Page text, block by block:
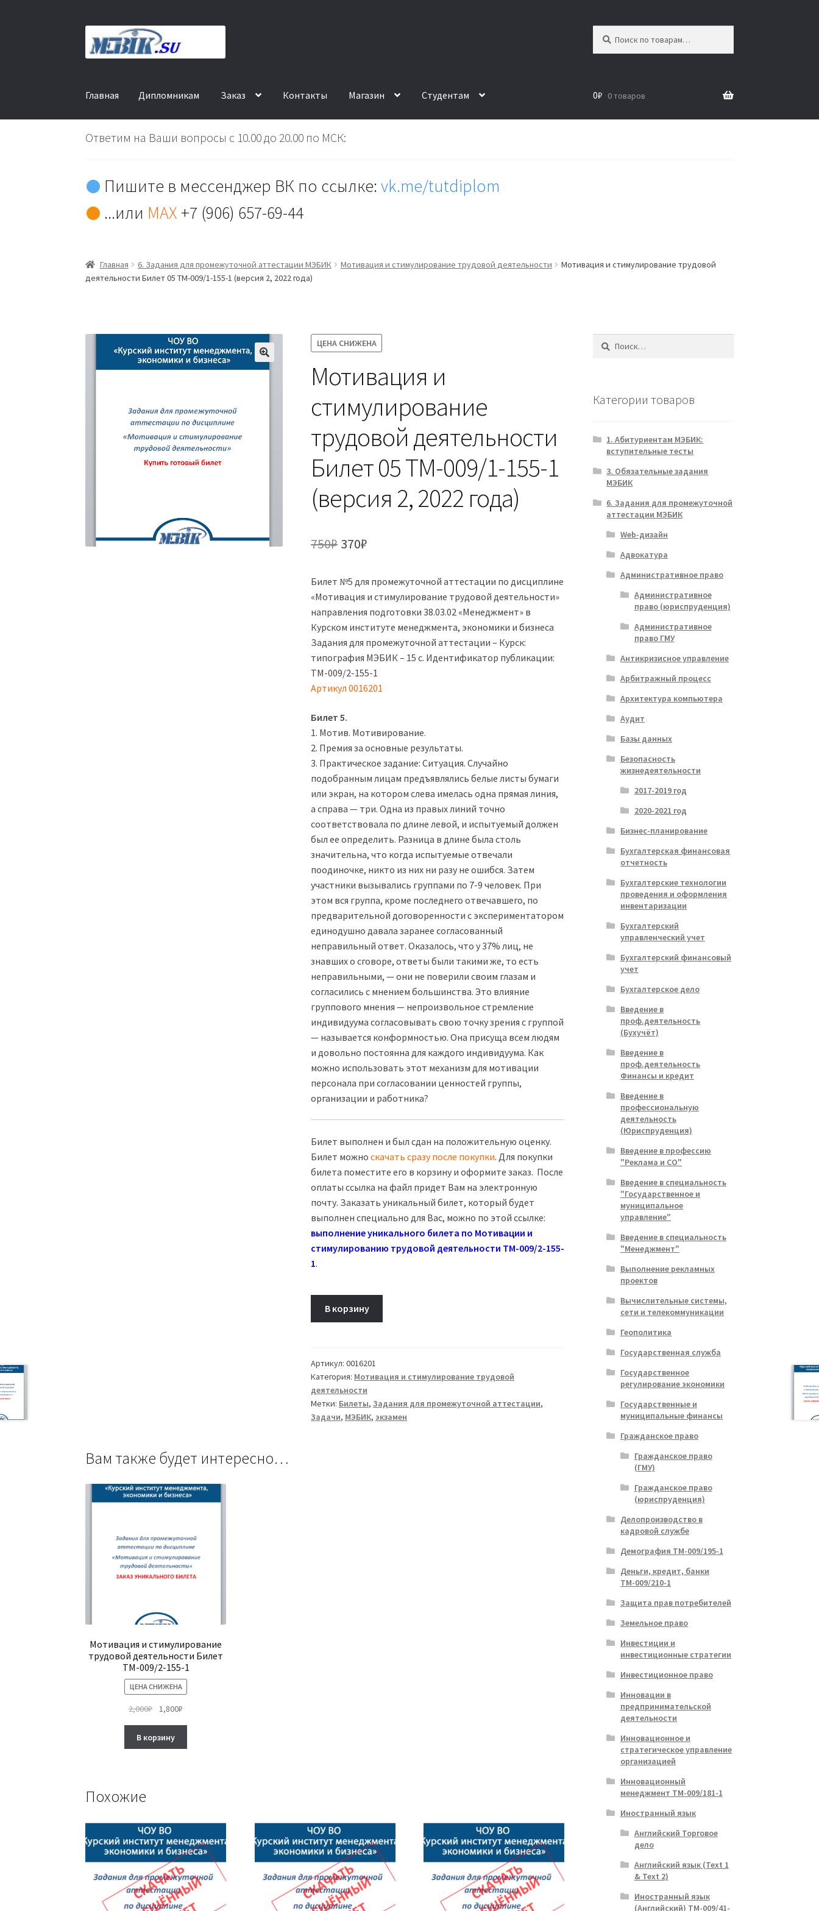
Перейти
навигации
Перейти
содержимому
Главная Дипломникам Заказ Контакты Магазин Студентам 0₽ 0 товаров
Ответим на Ваши вопросы с 10.00 до 20.00 по МСК:
Пишите в мессенджер ВК по ссылке:vk.me/tutdiplom
...или MAX +7 (906) 657-69-44
Главная 6. Задания для промежуточной аттестации МЭБИК Мотивация и стимулирование трудовой деятельности
Мотивация и стимулирование трудовой
деятельности Билет 05 ТМ-009/1-155-1 (версия 2, 2022 года)
ЦЕНА СНИЖЕНА
Мотивация и
стимулирование
трудовой деятельности
Билет 05 ТМ-009/1-155-1
(версия 2, 2022 года)
750₽ Первоначальная
составляла
750₽.
370₽
370₽.
Билет №5 для промежуточной аттестации по дисциплине
«Мотивация и стимулирование трудовой деятельности»
направления подготовки 38.03.02 «Менеджмент» в
Курском институте менеджмента, экономики и бизнеса
Задания для промежуточной аттестации – Курск:
типография МЭБИК – 15 с. Идентификатор публикации:
ТМ-009/2-155-1
Артикул 0016201
Билет 5.
1. Мотив. Мотивирование.
2. Премия за основные результаты.
3. Практическое задание: Ситуация. Случайно
подобранным лицам предъявлялись белые листы бумаги
или экран, на котором слева имелась одна прямая линия,
а справа — три. Одна из правых линий точно
соответствовала по длине левой, и испытуемый должен
был ее определить. Разница в длине была столь
значительна, что когда испытуемые отвечали
поодиночке, никто из них ни разу не ошибся. Затем
участники вызывались группами по 7-9 человек. При
этом вся группа, кроме последнего отвечавшего, по
предварительной договоренности с экспериментатором
единодушно давала заранее согласованный
неправильный ответ. Оказалось, что у 37% лиц, не
знавших о сговоре, ответы были такими же, то есть
неправильными, — они не поверили своим глазам и
согласились с мнением большинства. Это влияние
группового мнения — непроизвольное стремление
индивидуума согласовывать свою точку зрения с группой
— называется конформностью. Она присуща всем людям
и довольно постоянна для каждого индивидуума. Как
можно использовать этот механизм для мотивации
персонала при согласовании ценностей группы,
организации и работника?
Билет выполнен и был сдан на положительную оценку.
Билет можноскачать сразу после покупки. Для покупки
билета поместите его в корзину и оформите заказ. После
оплаты ссылка на файл придет Вам на электронную
почту. Заказать уникальный билет, который будет
выполнен специально для Вас, можно по этой ссылке:
выполнение уникального билета по Мотивации и
стимулированию трудовой деятельности ТМ-009/2-155-
1.
стимулирование
трудовой
деятельности
Билет
05
В корзину
Артикул:0016201
Категория: Мотивация и стимулирование трудовой
деятельности
Метки: Билеты,Задания для промежуточной аттестации,
Задачи, МЭБИК, экзамен
Вам также будет интересно…
Мотивация и стимулирование
трудовой деятельности Билет
ТМ-009/2-155-1
ЦЕНА СНИЖЕНА
2,000₽
Первоначальная
составляла
2,000₽.
1,800₽
В корзину
Похожие
Найти:
Категории товаров
1. Абитуриентам МЭБИК:
вступительные тесты
3. Обязательные задания
МЭБИК
6. Задания для промежуточной
аттестации МЭБИК
Web-дизайн
Адвокатура
Административное право
Административное
право (юриспруденция)
Административное
право ГМУ
Антикризисное управление
Арбитражный процесс
Архитектура компьютера
Аудит
Базы данных
Безопасность
жизнедеятельности
2017-2019 год
2020-2021 год
Бизнес-планирование
Бухгалтерская финансовая
отчетность
Бухгалтерские технологии
проведения и оформления
инвентаризации
Бухгалтерский
управленческий учет
Бухгалтерский финансовый
учет
Бухгалтерское дело
Введение в
проф.деятельность
(Бухучёт)
Введение в
проф.деятельность
Финансы и кредит
Введение в
профессиональную
деятельность
(Юриспруденция)
Введение в профессию
"Реклама и СО"
Введение в специальность
"Государственное и
муниципальное
управление"
Введение в специальность
"Менеджмент"
Выполнение рекламных
проектов
Вычислительные системы,
сети и телекоммуникации
Геополитика
Государственная служба
Государственное
регулирование экономики
Государственные и
муниципальные финансы
Гражданское право
Гражданское право
(ГМУ)
Гражданское право
(юриспруденция)
Делопроизводство в
кадровой службе
Демография ТМ-009/195-1
Деньги, кредит, банки
ТМ-009/210-1
Защита прав потребителей
Земельное право
Инвестиции и
инвестиционные стратегии
Инвестиционное право
Инновации в
предпринимательской
деятельности
Инновационное и
стратегическое управление
организацией
Инновационный
менеджмент ТМ-009/181-1
Иностранный язык
Английский Торговое
дело
Английский язык (Text 1
& Text 2)
Иностранный язык
(Английский) ТМ-009/41-